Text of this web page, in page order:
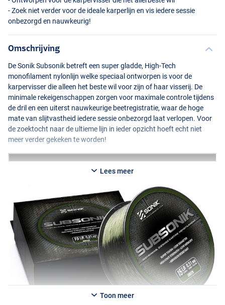
Camo
- Zoek niet verder voor de ideale karperlijn en vis iedere sessie
onbezorgd en nauwkeurig!
Omschrijving
De Sonik Subsonik betreft een super gladde, High-Tech
monofilament nylonlijn welke speciaal ontworpen is voor de
karpervisser die alleen het beste wil voor zijn of haar visserij. De
minimale rekeigenschappen zorgen voor maximale controle tijdens
de dril en een uiterst nauwkeurige beetregistratie, waar de hoge
mate van slijtvastheid iedere sessie onbezorgd laat verlopen. Voor
de zoektocht naar de ultieme lijn in ieder opzicht hoeft echt niet
meer verder gekeken te worden!
Lees meer
Toon meer